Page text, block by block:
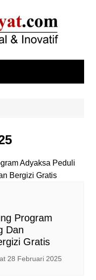
Program
Dan
Gratis
28 Februari 2025